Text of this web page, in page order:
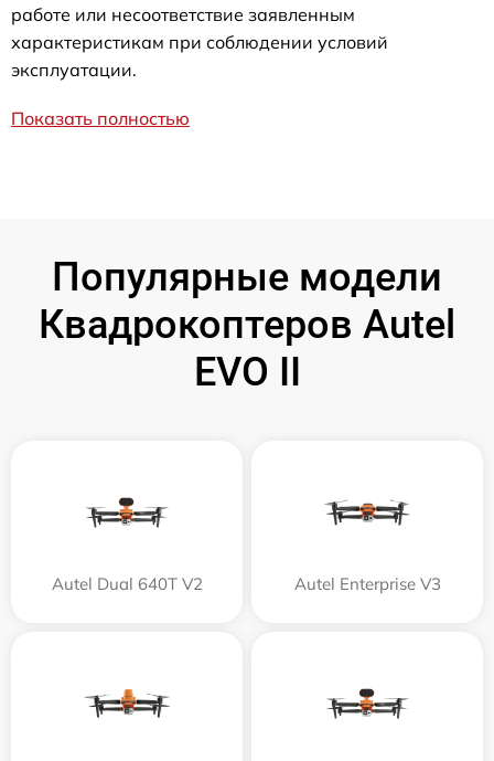
работе или несоответствие заявленным
характеристикам при соблюдении условий
эксплуатации.
Показать полностью
Популярные модели
Квадрокоптеров Autel
EVO II
Autel Dual 640T V2 Autel Enterprise V3